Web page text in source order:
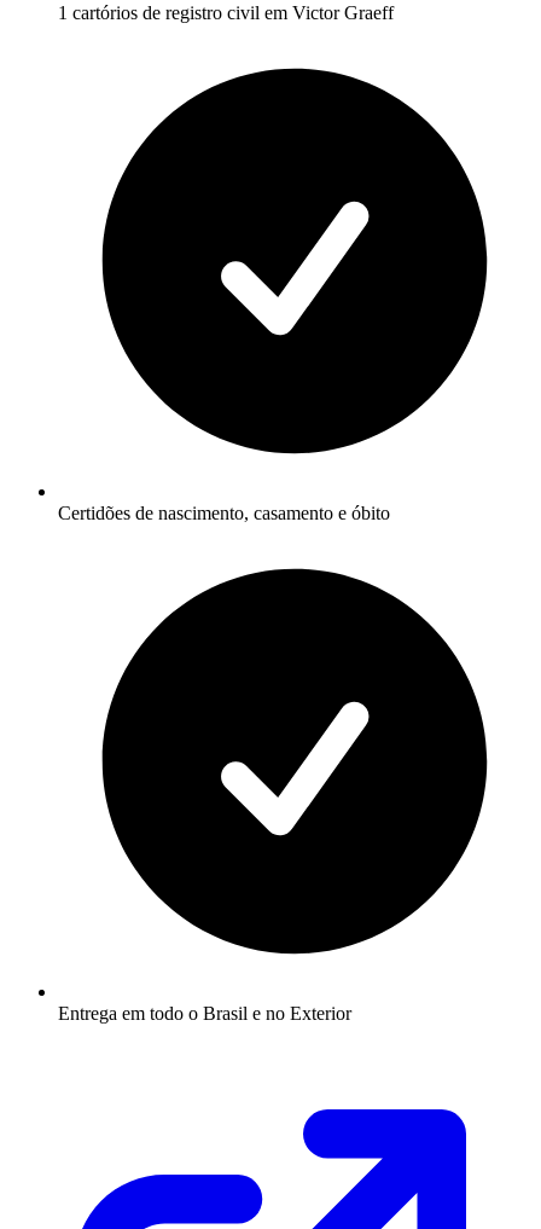
1 cartórios de registro civil em Victor Graeff
Certidões de nascimento, casamento e óbito
Entrega em todo o Brasil e no Exterior